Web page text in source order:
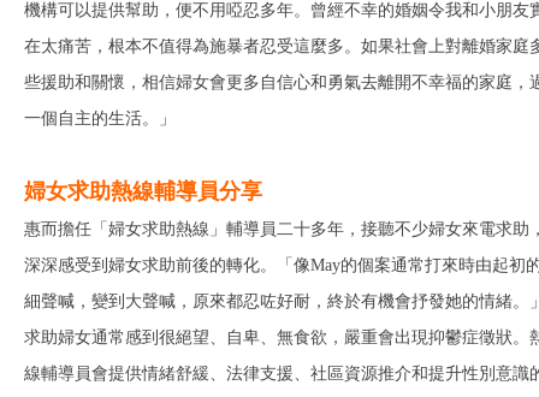
機構可以提供幫助，便不用啞忍多年。曾經不幸的婚姻令我和小朋友
在太痛苦，根本不值得為施暴者忍受這麼多。如果社會上對離婚家庭
些援助和關懷，相信婦女會更多自信心和勇氣去離開不幸福的家庭，
一個自主的生活。」
婦女求助熱線輔導員分享
惠而擔任「婦女求助熱線」輔導員二十多年，接聽不少婦女來電求助
深深感受到婦女求助前後的轉化。「像May的個案通常打來時由起初
細聲喊，變到大聲喊，原來都忍咗好耐，終於有機會抒發她的情緒。
求助婦女通常感到很絕望、自卑、無食欲，嚴重會出現抑鬱症徵狀。
線輔導員會提供情緒舒緩、法律支援、社區資源推介和提升性別意識